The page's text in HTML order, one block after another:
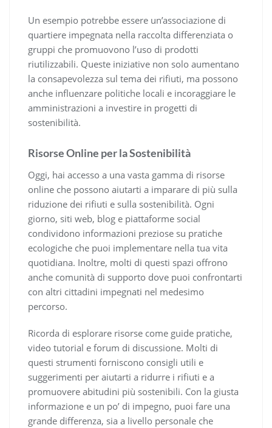
Un esempio potrebbe essere un’associazione di
quartiere impegnata nella raccolta differenziata o
gruppi che promuovono l’uso di prodotti
riutilizzabili. Queste iniziative non solo aumentano
la consapevolezza sul tema dei rifiuti, ma possono
anche influenzare politiche locali e incoraggiare le
amministrazioni a investire in progetti di
sostenibilità.
Risorse Online per la Sostenibilità
Oggi, hai accesso a una vasta gamma di risorse
online che possono aiutarti a imparare di più sulla
riduzione dei rifiuti e sulla sostenibilità. Ogni
giorno, siti web, blog e piattaforme social
condividono informazioni preziose su pratiche
ecologiche che puoi implementare nella tua vita
quotidiana. Inoltre, molti di questi spazi offrono
anche comunità di supporto dove puoi confrontarti
con altri cittadini impegnati nel medesimo
percorso.
Ricorda di esplorare risorse come guide pratiche,
video tutorial e forum di discussione. Molti di
questi strumenti forniscono consigli utili e
suggerimenti per aiutarti a ridurre i rifiuti e a
promuovere abitudini più sostenibili. Con la giusta
informazione e un po’ di impegno, puoi fare una
grande differenza, sia a livello personale che